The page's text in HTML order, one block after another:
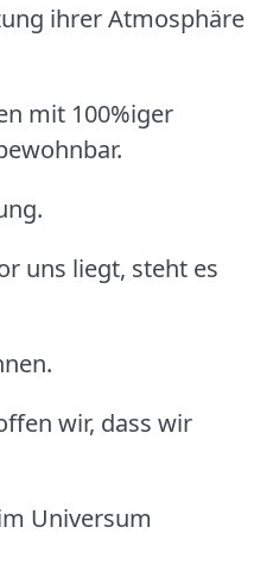
ihrer Atmosphäre
mit 100%iger
uns liegt, steht es
wir, dass wir
Universum